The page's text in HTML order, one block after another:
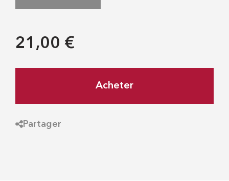
21,00 €
Acheter
Partager